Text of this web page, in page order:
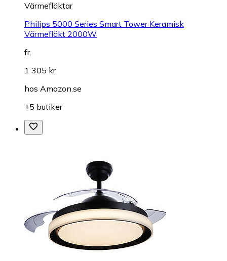
Värmefläktar
Philips 5000 Series Smart Tower Keramisk
Värmefläkt 2000W
fr.
1 305 kr
hos Amazon.se
+5 butiker